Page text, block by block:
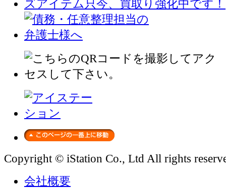
Copyright © iStation Co., Ltd All rights
会社概要